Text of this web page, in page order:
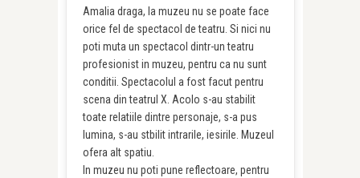
Amalia draga, la muzeu nu se poate face
orice fel de spectacol de teatru. Si nici nu
poti muta un spectacol dintr-un teatru
profesionist in muzeu, pentru ca nu sunt
conditii. Spectacolul a fost facut pentru
scena din teatrul X. Acolo s-au stabilit
toate relatiile dintre personaje, s-a pus
lumina, s-au stbilit intrarile, iesirile. Muzeul
ofera alt spatiu.
In muzeu nu poti pune reflectoare, pentru